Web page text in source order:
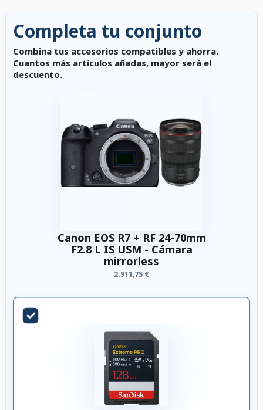
Completa tu conjunto
Combina tus accesorios compatibles y ahorra.
Cuantos más artículos añadas, mayor será el
descuento.
Canon EOS R7 + RF 24-70mm
F2.8 L IS USM - Cámara
mirrorless
2.911,75 €